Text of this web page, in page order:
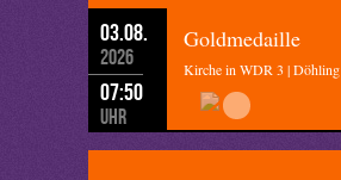
03.08.
2026
07:50
Uhr
Goldmedaille
Kirche in WDR 3 | Döhling